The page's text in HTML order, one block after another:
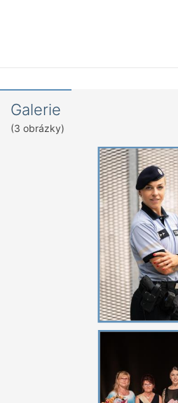
Galerie
(3 obrázky)